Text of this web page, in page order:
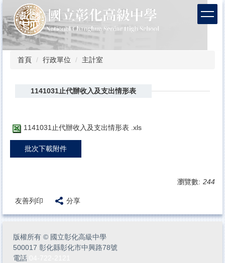
到
主
要
內
首頁 行政單位 主計室
1141031止代辦收入及支出情形表
1141031止代辦收入及支出情形表 .xls
批次下載附件
瀏覽數: 244
友善列印 分享
版權所有 © 國立彰化高級中學
500017 彰化縣彰化市中興路78號
電話